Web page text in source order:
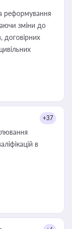
реформування
зміни до
договірних
+37
в